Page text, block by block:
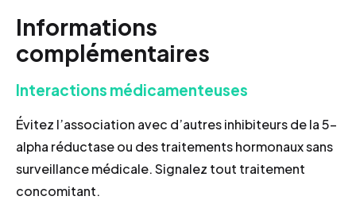
Informations
complémentaires
Interactions médicamenteuses
Évitez l’association avec d’autres inhibiteurs de la 5-
alpha réductase ou des traitements hormonaux sans
surveillance médicale. Signalez tout traitement
concomitant.